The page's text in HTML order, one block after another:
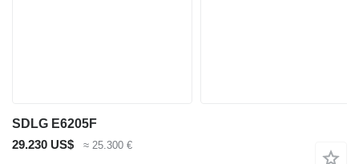
SDLG E6205F
29.230 US$
≈ 25.300 €